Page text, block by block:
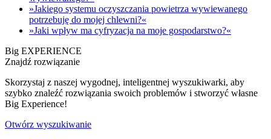
»Jakiego systemu oczyszczania powietrza wywiewanego
potrzebuję do mojej chlewni?«
»Jaki wpływ ma cyfryzacja na moje gospodarstwo?«
Big EXPERIENCE
Znajdź rozwiązanie
Skorzystaj z naszej wygodnej, inteligentnej wyszukiwarki, aby
szybko znaleźć rozwiązania swoich problemów i stworzyć własne
Big Experience!
Otwórz wyszukiwanie